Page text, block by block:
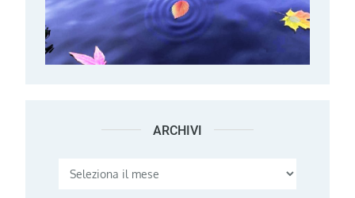
ARCHIVI Archivi